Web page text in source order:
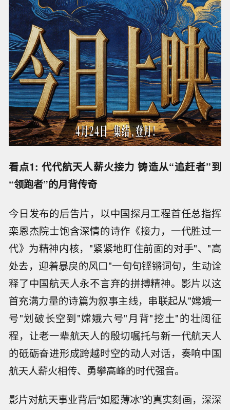
看点1: 代代航天人薪火接力 铸造从“追赶者”到
“领跑者”的月背传奇
今日发布的后告片，以中国探月工程首任总指挥
栾恩杰院士饱含深情的诗作《接力，一代胜过一
代》为精神内核，"紧紧地盯住前面的对手"、"高
处去，迎着暴戾的风口"一句句铿锵词句，生动诠
释了中国航天人永不言弃的拼搏精神。影片以这
首充满力量的诗篇为叙事主线，串联起从"嫦娥一
号"划破长空到"嫦娥六号"月背"挖土"的壮阔征
程，让老一辈航天人的殷切嘱托与新一代航天人
的砥砺奋进形成跨越时空的动人对话，奏响中国
航天人薪火相传、勇攀高峰的时代强音。
影片对航天事业背后“如履薄冰”的真实刻画，深深